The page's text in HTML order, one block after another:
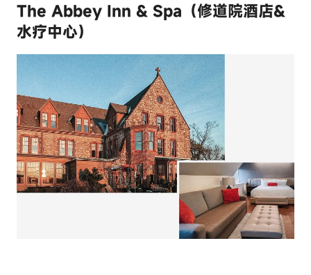
The Abbey Inn & Spa（修道院酒店&
水疗中心）